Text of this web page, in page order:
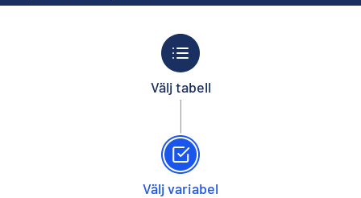
Välj tabell
Välj variabel